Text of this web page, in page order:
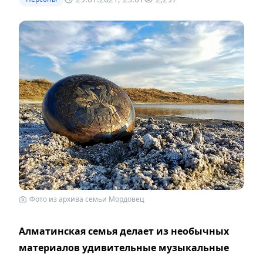
Фото из архива семьи Мордовец
Алматинская семья делает из необычных
материалов удивительные музыкальные